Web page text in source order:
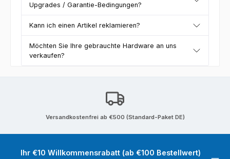
Upgrades / Garantie-Bedingungen?
Kann ich einen Artikel reklamieren?
Möchten Sie Ihre gebrauchte Hardware an uns
verkaufen?
Versandkostenfrei ab €500 (Standard-Paket DE)
Ihr €10 Willkommensrabatt (ab €100 Bestellwert)